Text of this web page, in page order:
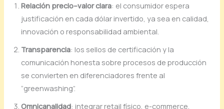
Relación precio–valor clara: el consumidor espera
justificación en cada dólar invertido, ya sea en calidad,
innovación o responsabilidad ambiental.
Transparencia: los sellos de certificación y la
comunicación honesta sobre procesos de producción
se convierten en diferenciadores frente al
“greenwashing”.
Omnicanalidad: integrar retail físico, e-commerce,